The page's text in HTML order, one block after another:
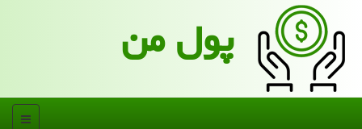
پول من
منو